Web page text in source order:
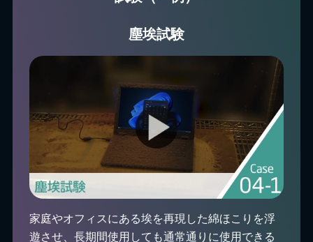
塵埃試験
家庭やオフィスにある埃を再現した綿ほこりを浮
遊させ、長期間使用しても通常通りに使用できる